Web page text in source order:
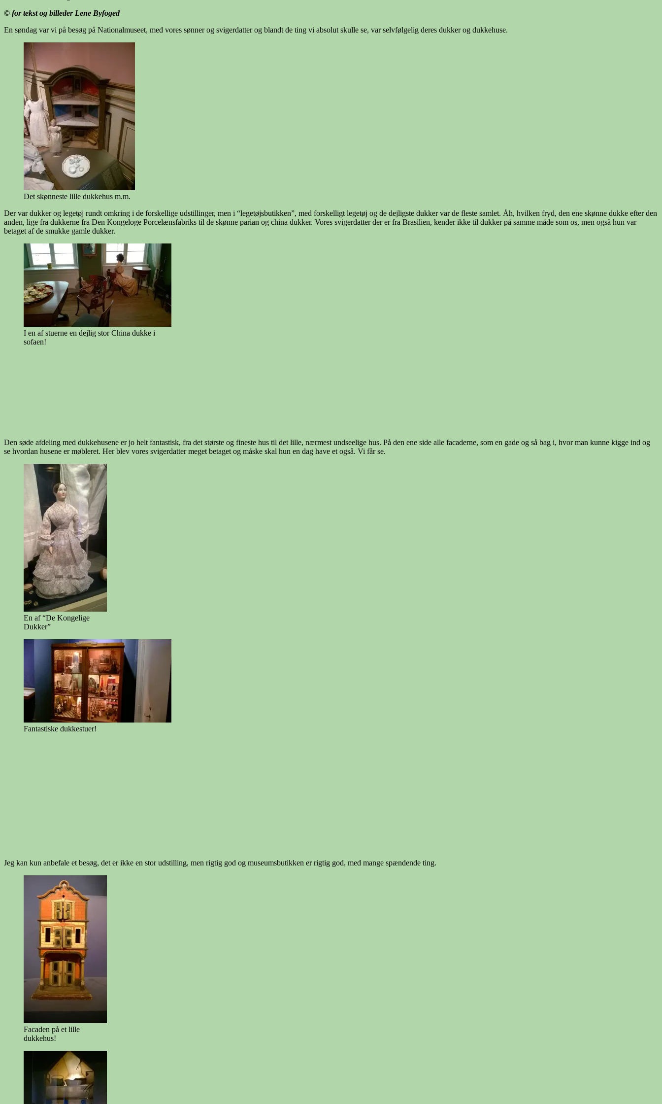
© for tekst og billeder Lene Byfoged
En søndag var vi på besøg på Nationalmuseet, med vores sønner og svigerdatter og blandt de ting vi absolut skulle se, var selvfølgelig deres dukker og dukkehuse.
Det skønneste lille dukkehus m.m.
Der var dukker og legetøj rundt omkring i de forskellige udstillinger, men i “legetøjsbutikken”, med forskelligt legetøj og de dejligste dukker var de fleste samlet. Åh, hvilken fryd, den ene skønne dukke efter den
anden, lige fra dukkerne fra Den Kongeloge Porcelænsfabriks til de skønne parian og china dukker. Vores svigerdatter der er fra Brasilien, kender ikke til dukker på samme måde som os, men også hun var
betaget af de smukke gamle dukker.
I en af stuerne en dejlig stor China dukke i
sofaen!
Den søde afdeling med dukkehusene er jo helt fantastisk, fra det største og fineste hus til det lille, nærmest undseelige hus. På den ene side alle facaderne, som en gade og så bag i, hvor man kunne kigge ind og
se hvordan husene er møbleret. Her blev vores svigerdatter meget betaget og måske skal hun en dag have et også. Vi får se.
En af “De Kongelige
Dukker”
Fantastiske dukkestuer!
Jeg kan kun anbefale et besøg, det er ikke en stor udstilling, men rigtig god og museumsbutikken er rigtig god, med mange spændende ting.
Facaden på et lille
dukkehus!